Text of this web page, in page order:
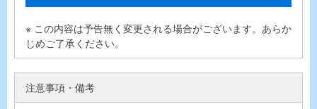
※ この内容は予告無く変更される場合がございます。あらか
じめご了承ください。
注意事項・備考